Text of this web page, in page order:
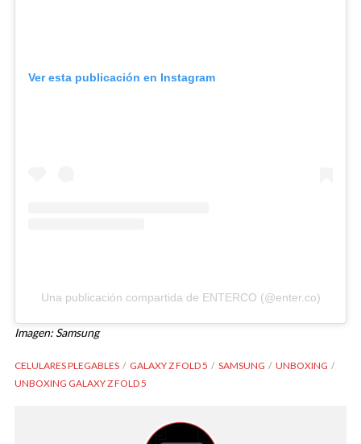
Ver esta publicación en Instagram
Una publicación compartida de ENTERCO (@enter.co)
Imagen: Samsung
CELULARES PLEGABLES GALAXY Z FOLD 5 SAMSUNG
UNBOXING
UNBOXING GALAXY Z FOLD 5